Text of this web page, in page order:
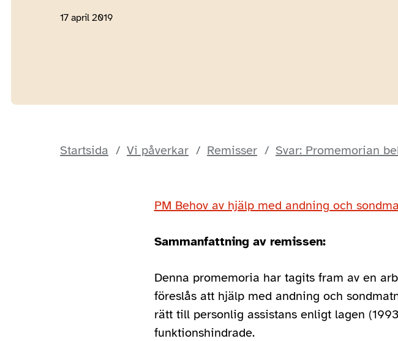
17 april 2019
Startsida Vi påverkar Remisser Svar: Promemorian
PM Behov av hjälp med andning och
Sammanfattning av remissen:
Denna promemoria har tagits fram av en
föreslås att hjälp med andning och
rätt till personlig assistans enligt lagen
funktionshindrade.